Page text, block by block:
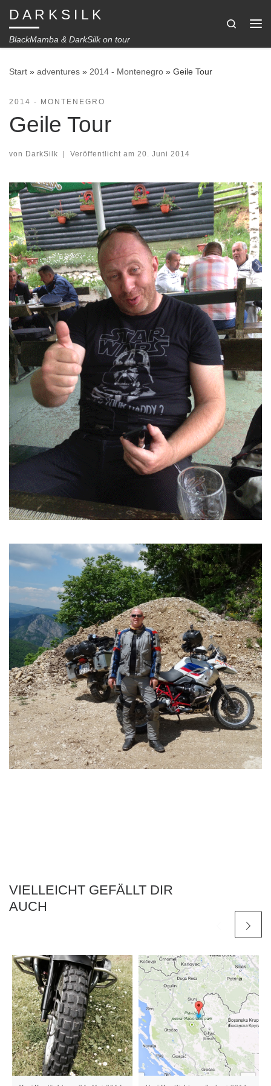
Zum Inhalt springen
D A R K S I L K
BlackMamba & DarkSilk on tour
Search
Start » adventures » 2014 - Montenegro » Geile Tour
2014 - MONTENEGRO
Geile Tour
von DarkSilk Veröffentlicht am 20. Juni 2014
VIELLEICHT GEFÄLLT DIR
AUCH